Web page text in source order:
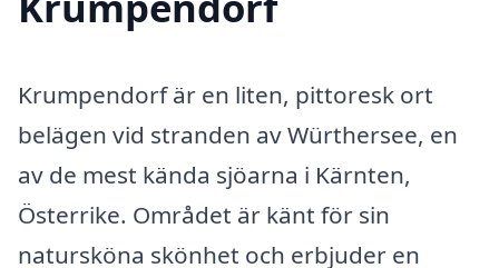
Krumpendorf är en liten, pittoresk ort
belägen vid stranden av Würthersee, en
av de mest kända sjöarna i Kärnten,
Österrike. Området är känt för sin
natursköna skönhet och erbjuder en